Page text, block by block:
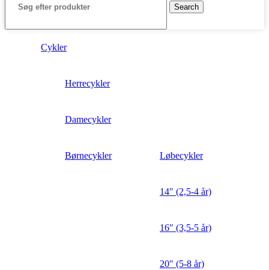
Search
Cykler
Herrecykler
Damecykler
Børnecykler Løbecykler
14″ (2,5-4 år)
16″ (3,5-5 år)
20″ (5-8 år)